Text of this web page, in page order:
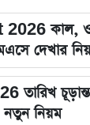
কাল,
দেখার
চূড়ান্ত,
নতুন নিয়ম